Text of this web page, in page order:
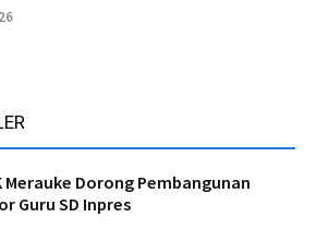
Merauke Dorong Pembangunan
Guru SD Inpres